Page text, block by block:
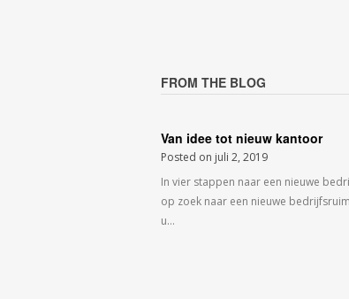
FROM THE BLOG
Van idee tot nieuw kantoor
Posted on juli 2, 2019
In vier stappen naar een nieuwe
op zoek naar een nieuwe
u…